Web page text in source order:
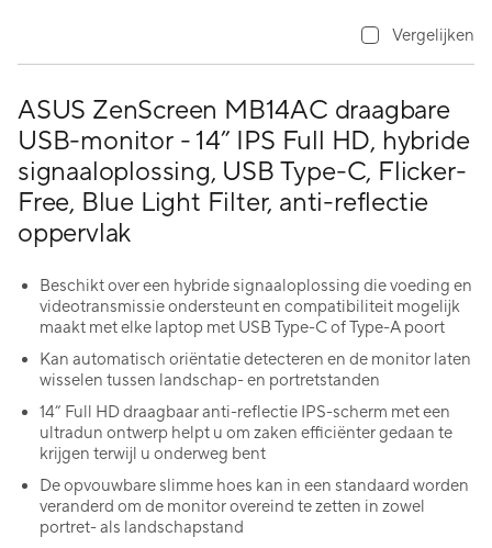
ASUS ZenScreen MB14AC draagbare
USB-monitor - 14” IPS Full HD, hybride
signaaloplossing, USB Type-C, Flicker-
Free, Blue Light Filter, anti-reflectie
oppervlak
Beschikt over een hybride signaaloplossing die voeding en
videotransmissie ondersteunt en compatibiliteit mogelijk
maakt met elke laptop met USB Type-C of Type-A poort
Kan automatisch oriëntatie detecteren en de monitor laten
wisselen tussen landschap- en portretstanden
14” Full HD draagbaar anti-reflectie IPS-scherm met een
ultradun ontwerp helpt u om zaken efficiënter gedaan te
krijgen terwijl u onderweg bent
De opvouwbare slimme hoes kan in een standaard worden
veranderd om de monitor overeind te zetten in zowel
portret- als landschapstand
Vergelijken